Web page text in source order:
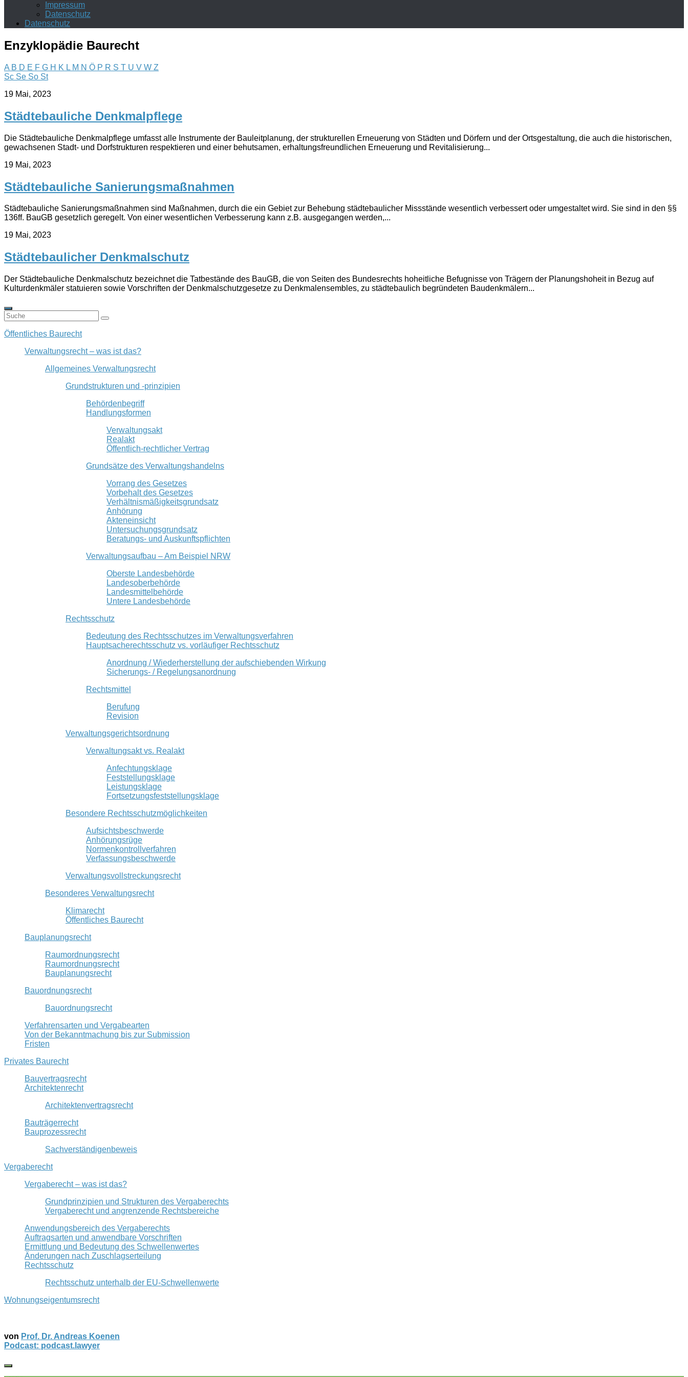
Impressum
Datenschutz
Datenschutz
Enzyklopädie Baurecht
A B D E F G H K L M N Ö P R S T U V W Z
Sc Se So St
19 Mai, 2023
Städtebauliche Denkmalpflege
Die Städtebauliche Denkmalpflege umfasst alle Instrumente der Bauleitplanung, der strukturellen Erneuerung von Städten und Dörfern und der Ortsgestaltung, die auch die historischen,
gewachsenen Stadt- und Dorfstrukturen respektieren und einer behutsamen, erhaltungsfreundlichen Erneuerung und Revitalisierung...
19 Mai, 2023
Städtebauliche Sanierungsmaßnahmen
Städtebauliche Sanierungsmaßnahmen sind Maßnahmen, durch die ein Gebiet zur Behebung städtebaulicher Missstände wesentlich verbessert oder umgestaltet wird. Sie sind in den §§
136ff. BauGB gesetzlich geregelt. Von einer wesentlichen Verbesserung kann z.B. ausgegangen werden,...
19 Mai, 2023
Städtebaulicher Denkmalschutz
Der Städtebauliche Denkmalschutz bezeichnet die Tatbestände des BauGB, die von Seiten des Bundesrechts hoheitliche Befugnisse von Trägern der Planungshoheit in Bezug auf
Kulturdenkmäler statuieren sowie Vorschriften der Denkmalschutzgesetze zu Denkmalensembles, zu städtebaulich begründeten Baudenkmälern...
Öffentliches Baurecht
Verwaltungsrecht – was ist das?
Allgemeines Verwaltungsrecht
Grundstrukturen und -prinzipien
Behördenbegriff
Handlungsformen
Verwaltungsakt
Realakt
Öffentlich-rechtlicher Vertrag
Grundsätze des Verwaltungshandelns
Vorrang des Gesetzes
Vorbehalt des Gesetzes
Verhältnismäßigkeitsgrundsatz
Anhörung
Akteneinsicht
Untersuchungsgrundsatz
Beratungs- und Auskunftspflichten
Verwaltungsaufbau – Am Beispiel NRW
Oberste Landesbehörde
Landesoberbehörde
Landesmittelbehörde
Untere Landesbehörde
Rechtsschutz
Bedeutung des Rechtsschutzes im Verwaltungsverfahren
Hauptsacherechtsschutz vs. vorläufiger Rechtsschutz
Anordnung / Wiederherstellung der aufschiebenden Wirkung
Sicherungs- / Regelungsanordnung
Rechtsmittel
Berufung
Revision
Verwaltungsgerichtsordnung
Verwaltungsakt vs. Realakt
Anfechtungsklage
Feststellungsklage
Leistungsklage
Fortsetzungsfeststellungsklage
Besondere Rechtsschutzmöglichkeiten
Aufsichtsbeschwerde
Anhörungsrüge
Normenkontrollverfahren
Verfassungsbeschwerde
Verwaltungsvollstreckungsrecht
Besonderes Verwaltungsrecht
Klimarecht
Öffentliches Baurecht
Bauplanungsrecht
Raumordnungsrecht
Raumordnungsrecht
Bauplanungsrecht
Bauordnungsrecht
Bauordnungsrecht
Verfahrensarten und Vergabearten
Von der Bekanntmachung bis zur Submission
Fristen
Privates Baurecht
Bauvertragsrecht
Architektenrecht
Architektenvertragsrecht
Bauträgerrecht
Bauprozessrecht
Sachverständigenbeweis
Vergaberecht
Vergaberecht – was ist das?
Grundprinzipien und Strukturen des Vergaberechts
Vergaberecht und angrenzende Rechtsbereiche
Anwendungsbereich des Vergaberechts
Auftragsarten und anwendbare Vorschriften
Ermittlung und Bedeutung des Schwellenwertes
Änderungen nach Zuschlagserteilung
Rechtsschutz
Rechtsschutz unterhalb der EU-Schwellenwerte
Wohnungseigentumsrecht
von Prof. Dr. Andreas Koenen
Podcast: podcast.lawyer